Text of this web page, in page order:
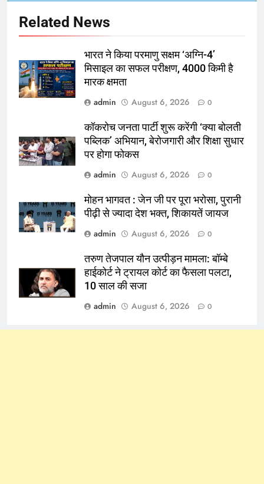
Related News
भारत ने किया परमाणु सक्षम ‘अग्नि-4’
मिसाइल का सफल परीक्षण, 4000 किमी है
मारक क्षमता
admin
August 6, 2026 0
कॉकरोच जनता पार्टी शुरू करेंगी ‘क्या बोलती
पब्लिक’ अभियान, बेरोजगारी और शिक्षा सुधार
पर होगा फोकस
admin
August 6, 2026 0
मोहन भागवत : जेन जी पर पूरा भरोसा, पुरानी
पीढ़ी से ज्यादा देश भक्त, शिकायतें जायज
admin
August 6, 2026 0
तरुण तेजपाल यौन उत्पीड़न मामला: बॉम्बे
हाईकोर्ट ने ट्रायल कोर्ट का फैसला पलटा,
10 साल की सजा
admin
August 6, 2026 0